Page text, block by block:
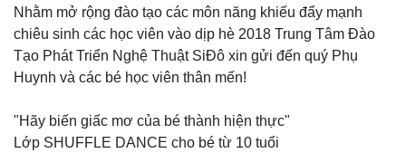
Nhằm mở rộng đào tạo các môn năng khiếu đẩy mạnh
chiêu sinh các học viên vào dịp hè 2018 Trung Tâm Đào
Tạo Phát Triển Nghệ Thuật SiĐô xin gửi đến quý Phụ
Huynh và các bé học viên thân mến!
"Hãy biến giấc mơ của bé thành hiện thực"
Lớp SHUFFLE DANCE cho bé từ 10 tuổi